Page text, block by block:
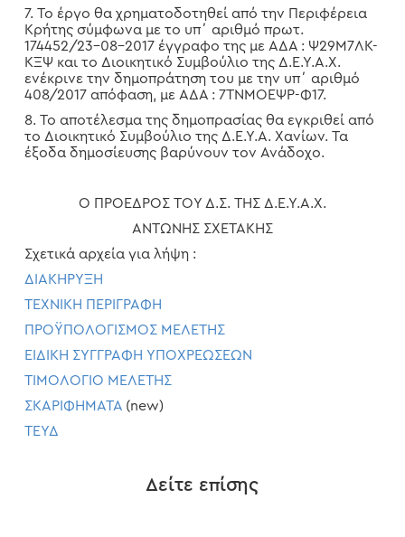
7. Το έργο θα χρηματοδοτηθεί από την Περιφέρεια
Κρήτης σύμφωνα με το υπ΄ αριθμό πρωτ.
174452/23-08-2017 έγγραφο της με ΑΔΑ : Ψ29Μ7ΛΚ-
ΚΞΨ και το Διοικητικό Συμβούλιο της Δ.Ε.Υ.Α.Χ.
ενέκρινε την δημοπράτηση του με την υπ΄ αριθμό
408/2017 απόφαση, με ΑΔΑ : 7ΤΝΜΟΕΨΡ-Φ17.
8. Το αποτέλεσμα της δημοπρασίας θα εγκριθεί από
το Διοικητικό Συμβούλιο της Δ.Ε.Υ.Α. Χανίων. Τα
έξοδα δημοσίευσης βαρύνουν τον Ανάδοχο.
Ο ΠΡΟΕΔΡΟΣ ΤΟΥ Δ.Σ. ΤΗΣ Δ.Ε.Υ.Α.Χ.
ΑΝΤΩΝΗΣ ΣΧΕΤΑΚΗΣ
Σχετικά αρχεία για λήψη :
ΔΙΑΚΗΡΥΞΗ
ΤΕΧΝΙΚΗ ΠΕΡΙΓΡΑΦΗ
ΠΡΟΫΠΟΛΟΓΙΣΜΟΣ ΜΕΛΕΤΗΣ
ΕΙΔΙΚΗ ΣΥΓΓΡΑΦΗ ΥΠΟΧΡΕΩΣΕΩΝ
ΤΙΜΟΛΟΓΙΟ ΜΕΛΕΤΗΣ
ΣΚΑΡΙΦΗΜΑΤΑ(new)
ΤΕΥΔ
Δείτε επίσης